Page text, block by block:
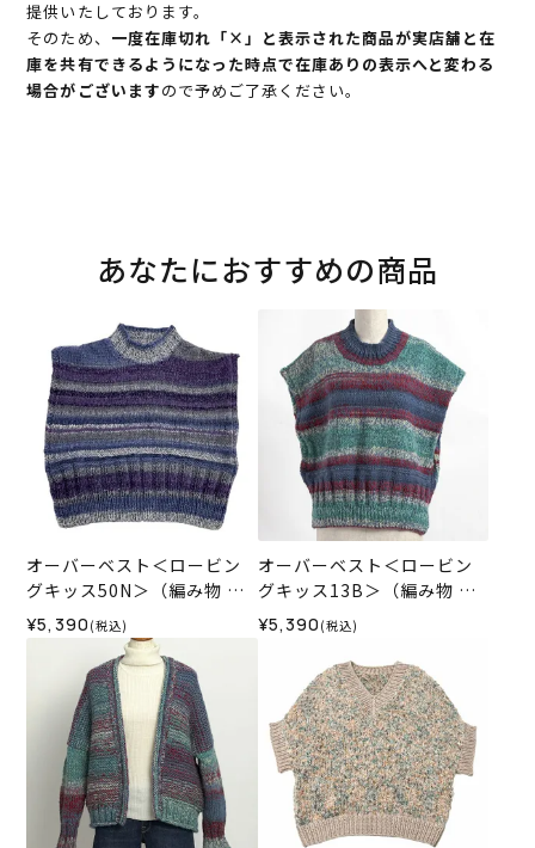
提供いたしております。
そのため、 一度在庫切れ「×」と表示された商品が実店舗と在
庫を共有できるようになった時点で在庫ありの表示へと変わる
場合がございますので予めご了承ください。
あなたにおすすめの商品
オーバーベスト＜ロービン
グキッス50N＞（編み物 材
料セット）
¥5,390 (税込)
オーバーベスト＜ロービン
グキッス13B＞（編み物 材
料セット）
¥5,390 (税込)